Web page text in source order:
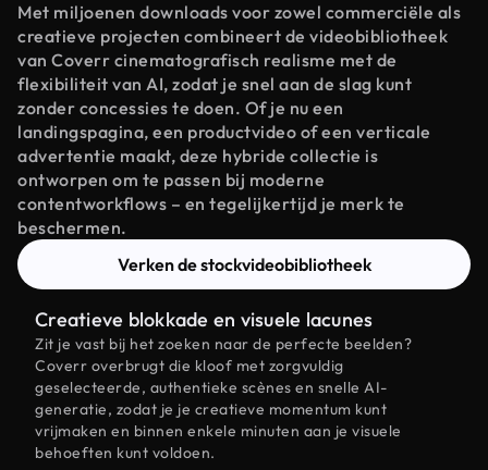
Met miljoenen downloads voor zowel commerciële als
creatieve projecten combineert de videobibliotheek
van Coverr cinematografisch realisme met de
flexibiliteit van AI, zodat je snel aan de slag kunt
zonder concessies te doen. Of je nu een
landingspagina, een productvideo of een verticale
advertentie maakt, deze hybride collectie is
ontworpen om te passen bij moderne
contentworkflows – en tegelijkertijd je merk te
beschermen.
Verken de stockvideobibliotheek
Creatieve blokkade en visuele lacunes
Zit je vast bij het zoeken naar de perfecte beelden?
Coverr overbrugt die kloof met zorgvuldig
geselecteerde, authentieke scènes en snelle AI-
generatie, zodat je je creatieve momentum kunt
vrijmaken en binnen enkele minuten aan je visuele
behoeften kunt voldoen.